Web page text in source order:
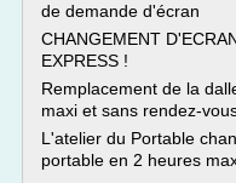
de demande d'écran
CHANGEMENT
EXPRESS !
Remplacement de la
maxi et sans rendez-
L'atelier du Portable
portable en 2 heures